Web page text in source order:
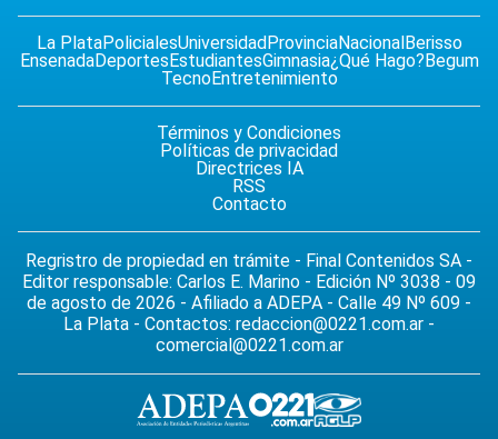
La PlataPolicialesUniversidad ProvinciaNacional Berisso
EnsenadaDeportes EstudiantesGimnasia¿Qué Hago? Begum
TecnoEntretenimiento
Términos y Condiciones
Políticas de privacidad
Directrices IA
RSS
Contacto
Regristro de propiedad en trámite - Final Contenidos SA -
Editor responsable: Carlos E. Marino - Edición Nº 3038 - 09
de agosto de 2026 - Afiliado a ADEPA - Calle 49 Nº 609 -
La Plata - Contactos: redaccion@0221.com.ar -
comercial@0221.com.ar